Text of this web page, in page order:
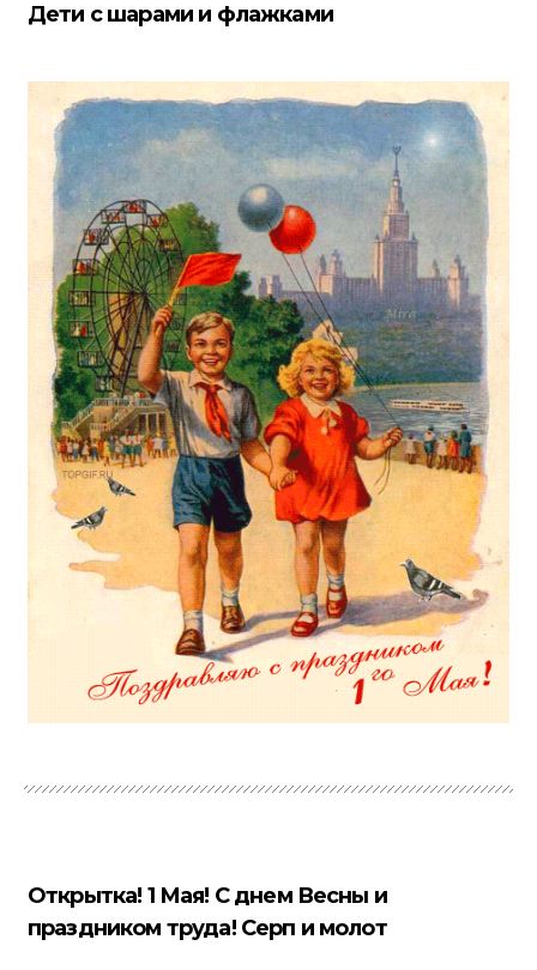
Дети с шарами и флажками
Открытка! 1 Мая! С днем Весны и
праздником труда! Серп и молот